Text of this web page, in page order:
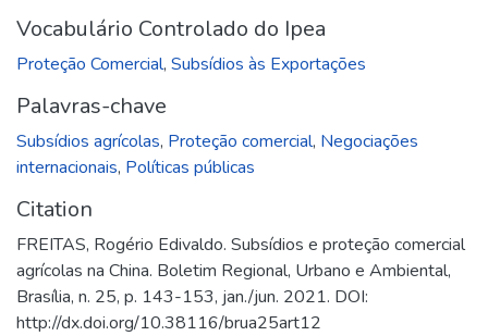
Vocabulário Controlado do Ipea
Proteção Comercial, Subsídios às Exportações
Palavras-chave
Subsídios agrícolas, Proteção comercial, Negociações
internacionais, Políticas públicas
Citation
FREITAS, Rogério Edivaldo. Subsídios e proteção comercial
agrícolas na China. Boletim Regional, Urbano e Ambiental,
Brasília, n. 25, p. 143-153, jan./jun. 2021. DOI:
http://dx.doi.org/10.38116/brua25art12